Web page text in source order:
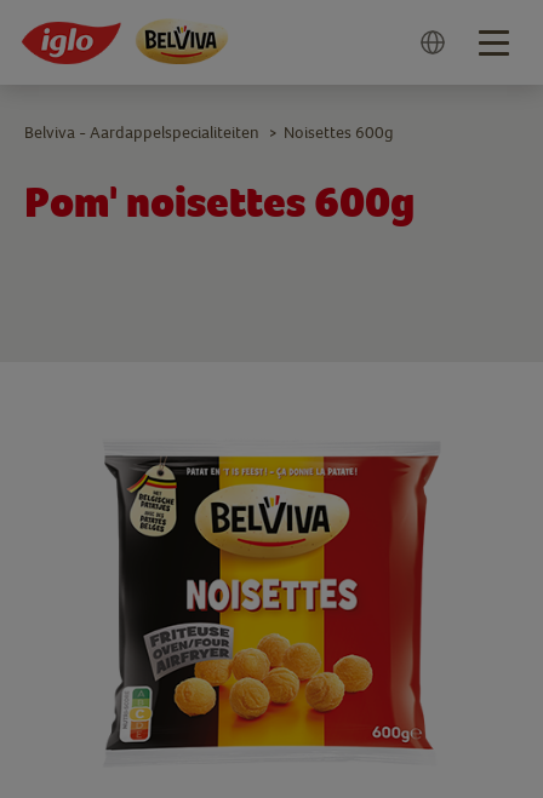
Pom' noisettes 600g
Belviva - Aardappelspecialiteiten > Noisettes 600g